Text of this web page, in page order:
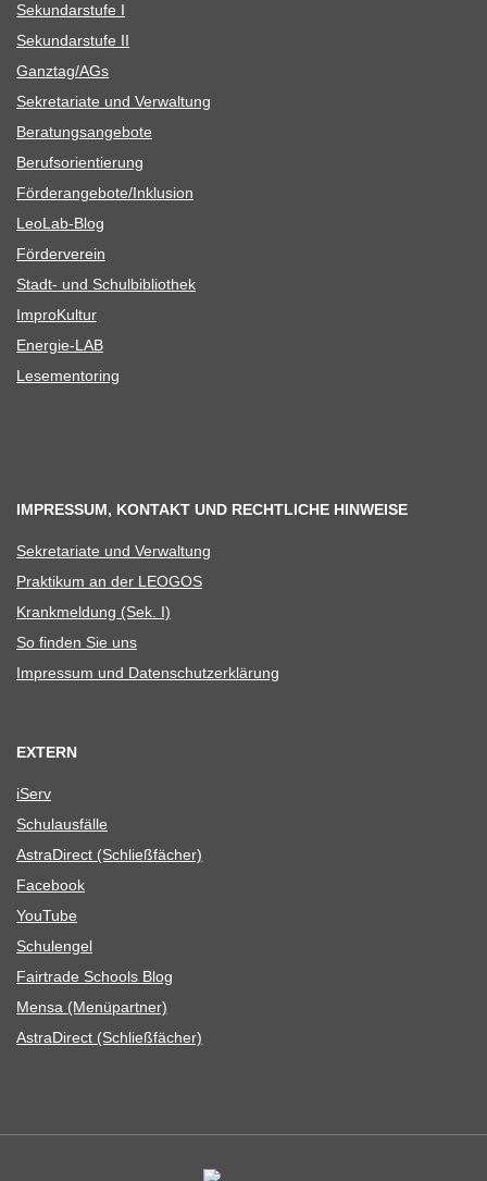
Sekun­dar­stufe I
Sekun­dar­stufe II
Ganztag/​​AGs
Sekre­ta­riate und Verwaltung
Bera­tungs­an­ge­bote
Berufs­ori­en­tie­rung
Förderangebote/​​Inklusion
Leo­Lab-Blog
För­der­ver­ein
Stadt- und Schulbibliothek
Impro­Kul­tur
Ener­­gie-LAB
Lese­men­to­ring
IMPRESSUM, KONTAKT UND RECHTLICHE HINWEISE
Sekre­ta­riate und Verwaltung
Prak­ti­kum an der LEOGOS
Krank­mel­dung (Sek. I)
So fin­den Sie uns
Impres­sum und Datenschutzerklärung
EXTERN
iServ
Schul­aus­fälle
Astra­Di­rect (Schließ­fä­cher)
Face­book
You­Tube
Schul­en­gel
Fair­trade Schools Blog
Mensa (Menü­part­ner)
Astra­Di­rect (Schließ­fä­cher)